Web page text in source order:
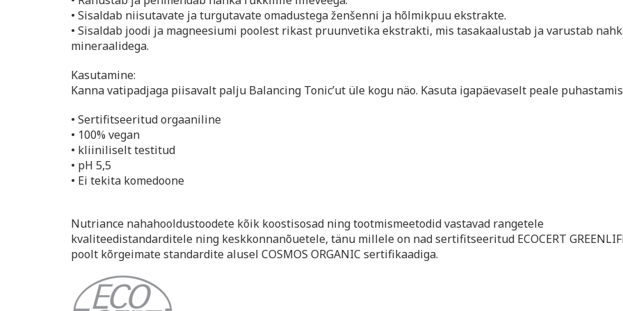
• Sisaldab niisutavate ja turgutavate omadustega ženšenni ja hõlmikpuu ekstrakte.
• Sisaldab joodi ja magneesiumi poolest rikast pruunvetika ekstrakti, mis tasakaalustab ja varustab
mineraalidega.
Kasutamine:
Kanna vatipadjaga piisavalt palju Balancing Tonic’ut üle kogu näo. Kasuta igapäevaselt peale
• Sertifitseeritud orgaaniline
• 100% vegan
• kliiniliselt testitud
• pH 5,5
• Ei tekita komedoone
Nutriance nahahooldustoodete kõik koostisosad ning tootmismeetodid vastavad rangetele
kvaliteedistandarditele ning keskkonnanõuetele, tänu millele on nad sertifitseeritud ECOCERT
poolt kõrgeimate standardite alusel COSMOS ORGANIC sertifikaadiga.